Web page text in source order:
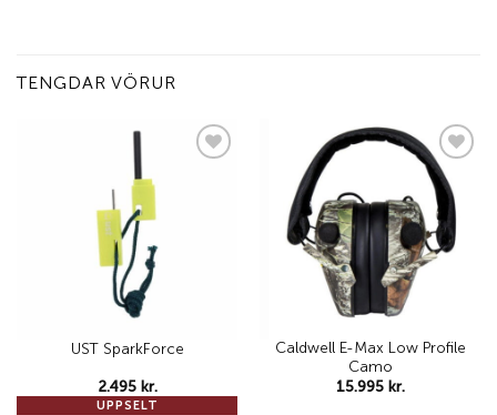
TENGDAR VÖRUR
UPPSELT
UST SparkForce
2.495 kr.
Add to
wishlist
Caldwell E-Max Low Profile
Camo
15.995 kr.